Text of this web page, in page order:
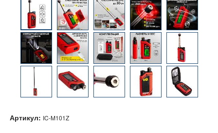
Артикул: IC-M101Z